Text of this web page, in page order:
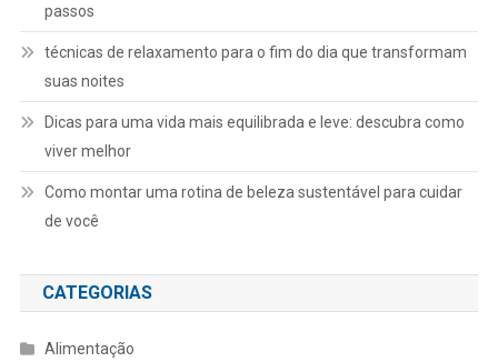
passos
técnicas de relaxamento para o fim do dia que transformam
suas noites
Dicas para uma vida mais equilibrada e leve: descubra como
viver melhor
Como montar uma rotina de beleza sustentável para cuidar
de você
CATEGORIAS
Alimentação